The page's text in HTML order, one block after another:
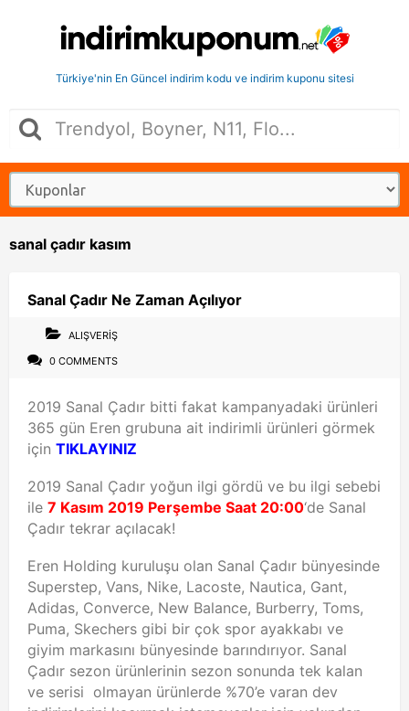
Türkiye'nin En Güncel indirim kodu ve indirim kuponu sitesi
sanal çadır kasım
Sanal Çadır Ne Zaman Açılıyor
ALIŞVERIŞ
0 COMMENTS
2019 Sanal Çadır bitti fakat kampanyadaki ürünleri
365 gün Eren grubuna ait indirimli ürünleri görmek
için TIKLAYINIZ
2019 Sanal Çadır yoğun ilgi gördü ve bu ilgi sebebi
ile 7 Kasım 2019 Perşembe Saat 20:00‘de Sanal
Çadır tekrar açılacak!
Eren Holding kuruluşu olan Sanal Çadır bünyesinde
Superstep, Vans, Nike, Lacoste, Nautica, Gant,
Adidas, Converce, New Balance, Burberry, Toms,
Puma, Skechers gibi bir çok spor ayakkabı ve
giyim markasını bünyesinde barındırıyor. Sanal
Çadır sezon ürünlerinin sezon sonunda tek kalan
ve serisi olmayan ürünlerde %70’e varan dev